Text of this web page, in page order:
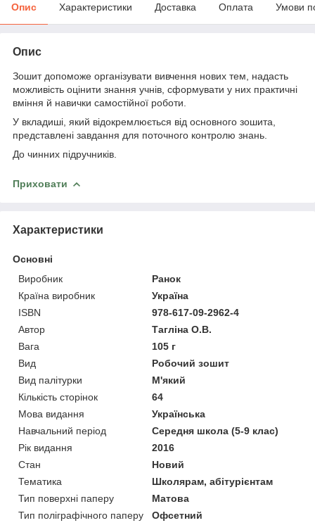
Опис Характеристики Доставка Оплата Умови
Опис
Зошит допоможе організувати вивчення нових тем, надасть
можливість оцінити знання учнів, сформувати у них практичні
вміння й навички самостійної роботи.
У вкладиші, який відокремлюється від основного зошита,
представлені завдання для поточного контролю знань.
До чинних підручників.
Приховати
Характеристики
Основні
Виробник
Ранок
Країна виробник
Україна
ISBN
978-617-09-2962-4
Автор
Тагліна О.В.
Вага
105 г
Вид
Робочий зошит
Вид палітурки
М'який
Кількість сторінок
64
Мова видання
Українська
Навчальний період
Середня школа (5-9 клас)
Рік видання
2016
Стан
Новий
Тематика
Школярам, абітурієнтам
Тип поверхні паперу
Матова
Тип поліграфічного паперу
Офсетний